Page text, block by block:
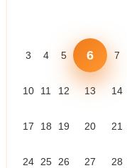
3 4 5 6 7
10 11 12 13 14
17 18 19 20 21
24 25 26 27 28